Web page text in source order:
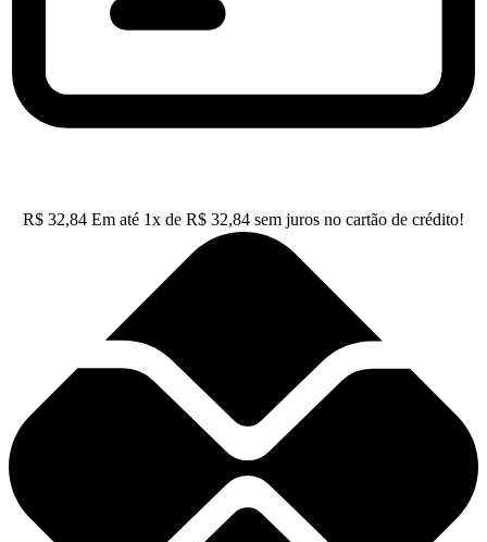
R$ 32,84 Em até 1x de R$ 32,84 sem juros no cartão de crédito!